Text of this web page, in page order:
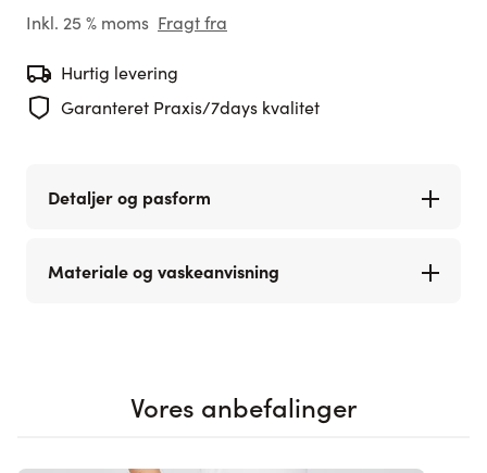
Inkl. 25 % moms Fragt fra
Hurtig levering
Garanteret Praxis/7days kvalitet
Detaljer og pasform
Materiale og vaskeanvisning
Vores anbefalinger